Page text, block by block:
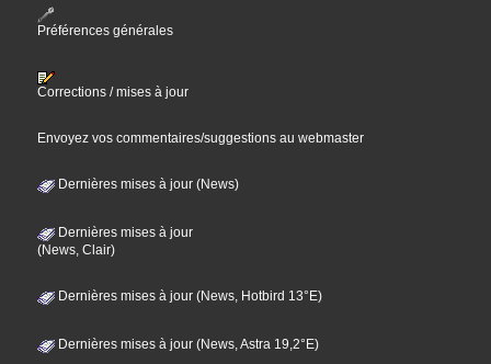
Préférences générales
Corrections / mises à jour
Envoyez vos commentaires/suggestions au webmaster
Dernières mises à jour (News)
Dernières mises à jour
(News, Clair)
Dernières mises à jour (News, Hotbird 13°E)
Dernières mises à jour (News, Astra 19,2°E)